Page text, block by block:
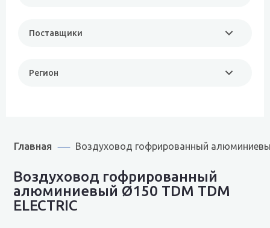
Поставщики
Регион
Главная Воздуховод гофрированный
Воздуховод гофрированный
алюминиевый Ø150 TDM TDM
ELECTRIC